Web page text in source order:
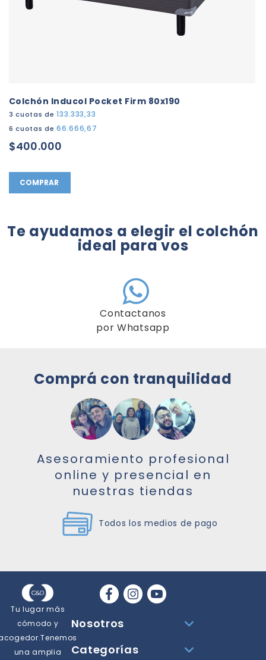
Colchón Inducol Pocket Firm 80x190
3 cuotas de133.333,33
6 cuotas de66.666,67
$400.000
COMPRAR
Te ayudamos a elegir el colchón
ideal para vos
Contactanos
por Whatsapp
Comprá con tranquilidad
Asesoramiento profesional
online y presencial en
nuestras tiendas
Todos los medios de pago
Las mejores marcas
Tu lugar más
cómodo y
una amplia
Nosotros
Categorías